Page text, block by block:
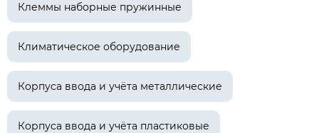
Клеммы наборные пружинные
Климатическое оборудование
Корпуса ввода и учёта металлические
Корпуса ввода и учёта пластиковые